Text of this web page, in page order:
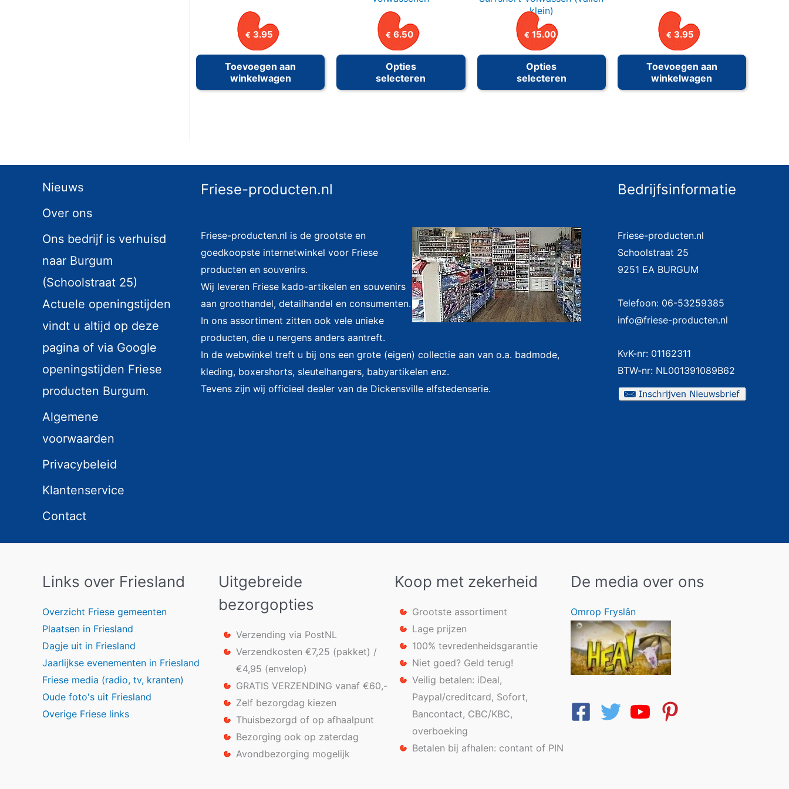
€ 3.95
Toevoegen aan
winkelwagen
€ 6.50
Opties
selecteren
Dit
heeft
op
de
productpagina
klein)
€ 15.00
Opties
selecteren
Dit
heeft
gekozen
€ 3.95
Toevoegen aan
winkelwagen
Nieuws
Over ons
Ons bedrijf is verhuisd
naar Burgum
(Schoolstraat 25)
Actuele openingstijden
vindt u altijd op deze
pagina of via Google
openingstijden Friese
producten Burgum.
Algemene
voorwaarden
Privacybeleid
Klantenservice
Contact
Friese-producten.nl
Friese-producten.nl is de grootste en
goedkoopste internetwinkel voor Friese
producten en souvenirs.
Wij leveren Friese kado-artikelen en souvenirs
aan groothandel, detailhandel en consumenten.
In ons assortiment zitten ook vele unieke
producten, die u nergens anders aantreft.
In de webwinkel treft u bij ons een grote (eigen) collectie aan van o.a. badmode,
kleding, boxershorts, sleutelhangers, babyartikelen enz.
Tevens zijn wij officieel dealer van de Dickensville elfstedenserie.
Bedrijfsinformatie
Friese-producten.nl
Schoolstraat 25
9251 EA BURGUM
Telefoon: 06-53259385
info@friese-producten.nl
KvK-nr: 01162311
BTW-nr: NL001391089B62
Links over Friesland
Overzicht Friese gemeenten
Plaatsen in Friesland
Dagje uit in Friesland
Jaarlijkse evenementen in Friesland
Friese media (radio, tv, kranten)
Oude foto's uit Friesland
Overige Friese links
Uitgebreide
bezorgopties
Verzending via PostNL
Verzendkosten €7,25 (pakket) /
€4,95 (envelop)
GRATIS VERZENDING vanaf €60,-
Zelf bezorgdag kiezen
Thuisbezorgd of op afhaalpunt
Bezorging ook op zaterdag
Avondbezorging mogelijk
Koop met zekerheid
Grootste assortiment
Lage prijzen
100% tevredenheidsgarantie
Niet goed? Geld terug!
Veilig betalen: iDeal,
Paypal/creditcard, Sofort,
Bancontact, CBC/KBC,
overboeking
Betalen bij afhalen: contant of PIN
De media over ons
Omrop Fryslân